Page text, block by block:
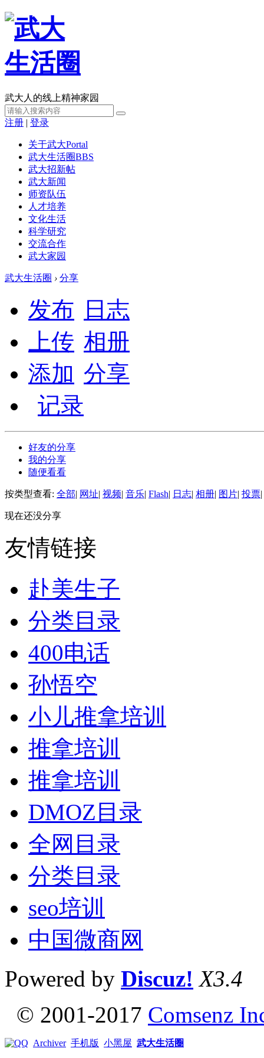
武大人的线上精神家园
注册 | 登录
关于武大Portal
武大生活圈BBS
武大招新帖
武大新闻
师资队伍
人才培养
文化生活
科学研究
交流合作
武大家园
武大生活圈 › 分享
发布
日志
上传 相册
添加 分享
记录
好友的分享
我的分享
随便看看
按类型查看: 全部| 网址| 视频| 音乐| Flash| 日志| 相册| 图片| 投票|
现在还没分享
友情链接
赴美生子
分类目录
400电话
孙悟空
小儿推拿培训
推拿培训
推拿培训
DMOZ目录
全网目录
分类目录
seo培训
中国微商网
Powered by Discuz! X3.4
© 2001-2017 Comsenz
Archiver 手机版 小黑屋 武大生活圈